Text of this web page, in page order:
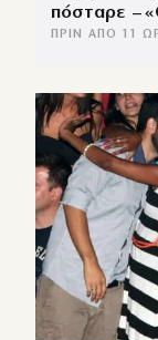
πόσταρε –
ΠΡΙΝ ΑΠΌ 11